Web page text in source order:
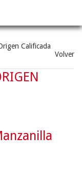
Calificada
Volver